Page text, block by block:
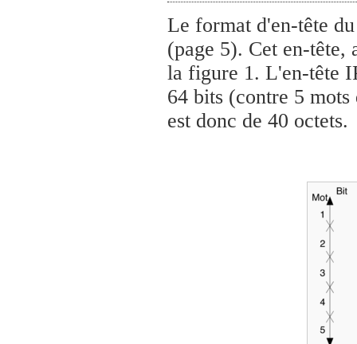
Le format d'en-tête
(page 5). Cet en-tête,
la figure 1. L'en-tête
64 bits (contre 5
est donc de 40 octets.